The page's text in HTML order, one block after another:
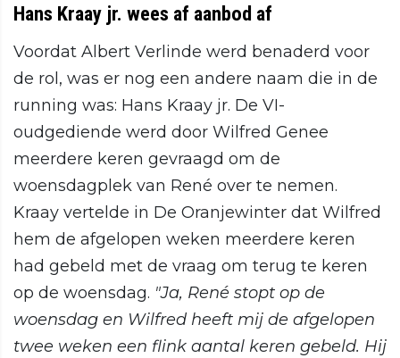
Hans Kraay jr. wees af aanbod af
Voordat Albert Verlinde werd benaderd voor
de rol, was er nog een andere naam die in de
running was: Hans Kraay jr. De VI-
oudgediende werd door Wilfred Genee
meerdere keren gevraagd om de
woensdagplek van René over te nemen.
Kraay vertelde in De Oranjewinter dat Wilfred
hem de afgelopen weken meerdere keren
had gebeld met de vraag om terug te keren
op de woensdag. "Ja, René stopt op de
woensdag en Wilfred heeft mij de afgelopen
twee weken een flink aantal keren gebeld. Hij